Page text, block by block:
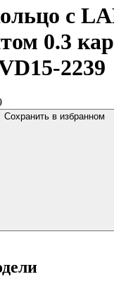
с
0.3
2239
Сохранить в избранном